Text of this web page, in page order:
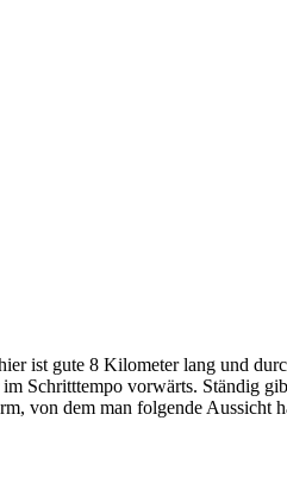
ist gute 8 Kilometer lang und
Schritttempo vorwärts. Ständig
von dem man folgende Aussicht